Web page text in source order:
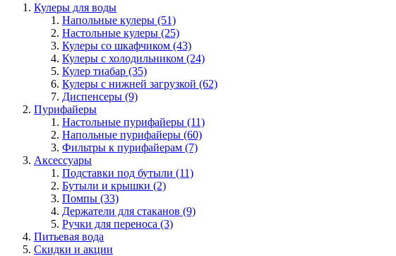
Кулеры для воды
Напольные кулеры (51)
Настольные кулеры (25)
Кулеры со шкафчиком (43)
Кулеры с холодильником (24)
Кулер тиабар (35)
Кулеры с нижней загрузкой (62)
Диспенсеры (9)
Пурифайеры
Настольные пурифайеры (11)
Напольные пурифайеры (60)
Фильтры к пурифайерам (7)
Аксессуары
Подставки под бутыли (11)
Бутыли и крышки (2)
Помпы (33)
Держатели для стаканов (9)
Ручки для переноса (3)
Питьевая вода
Скидки и акции